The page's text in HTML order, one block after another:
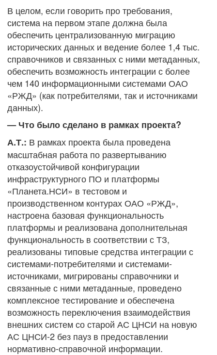
В целом, если говорить про требования,
система на первом этапе должна была
обеспечить централизованную миграцию
исторических данных и ведение более 1,4 тыс.
справочников и связанных с ними метаданных,
обеспечить возможность интеграции с более
чем 140 информационными системами ОАО
«РЖД» (как потребителями, так и источниками
данных).
— Что было сделано в рамках проекта?
А.Т.: В рамках проекта была проведена
масштабная работа по развертыванию
отказоустойчивой конфигурации
инфраструктурного ПО и платформы
«Планета.НСИ» в тестовом и
производственном контурах ОАО «РЖД»,
настроена базовая функциональность
платформы и реализована дополнительная
функциональность в соответствии с ТЗ,
реализованы типовые средства интеграции с
системами-потребителями и системами-
источниками, мигрированы справочники и
связанные с ними метаданные, проведено
комплексное тестирование и обеспечена
возможность переключения взаимодействия
внешних систем со старой АС ЦНСИ на новую
АС ЦНСИ-2 без пауз в предоставлении
нормативно-справочной информации.